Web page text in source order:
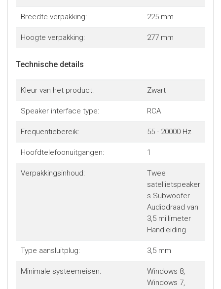
Breedte verpakking: 225 mm
Hoogte verpakking: 277 mm
Technische details
Kleur van het product: Zwart
Speaker interface type: RCA
Frequentiebereik: 55 - 20000 Hz
Hoofdtelefoonuitgangen: 1
Verpakkingsinhoud:
Twee
satellietspeaker
s Subwoofer
Audiodraad van
3,5 millimeter
Handleiding
Type aansluitplug: 3,5 mm
Minimale systeemeisen:
Windows 8,
Windows 7,